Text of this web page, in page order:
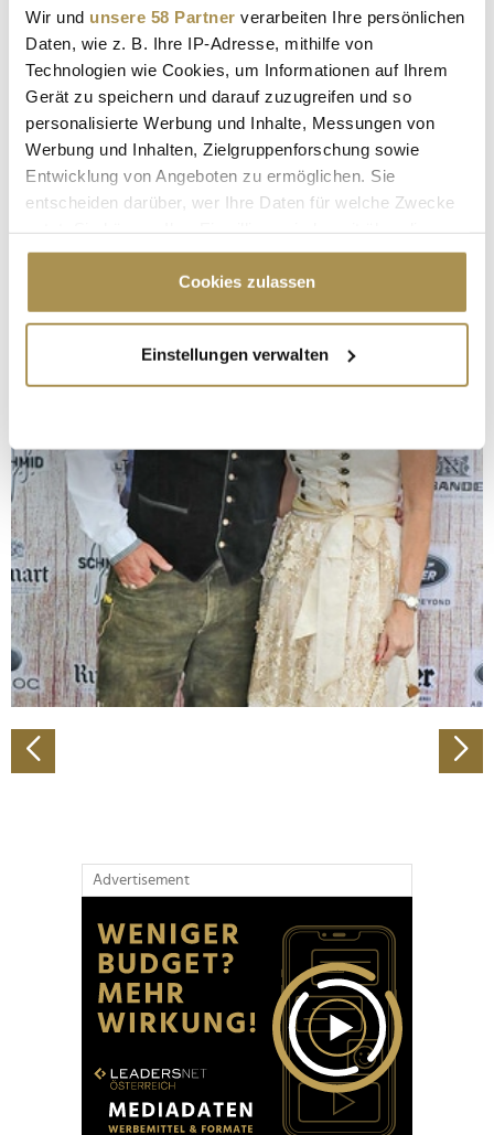
Wir und unsere 58 Partner verarbeiten Ihre persönlichen
Daten, wie z. B. Ihre IP-Adresse, mithilfe von
Technologien wie Cookies, um Informationen auf Ihrem
Gerät zu speichern und darauf zuzugreifen und so
personalisierte Werbung und Inhalte, Messungen von
Werbung und Inhalten, Zielgruppenforschung sowie
Entwicklung von Angeboten zu ermöglichen. Sie
entscheiden darüber, wer Ihre Daten für welche Zwecke
Cookie-Erklärung oder durch Klicken auf das Privacy
Trigger Symbol ändern oder widerrufen
Informationen über Ihre geografische Lage
erfassen, welche bis auf einige Meter genau sein
bestimmten Merkmalen (Fingerprinting) identifizieren
Erfahren Sie mehr darüber, wie Ihre persönlichen Daten
verarbeitet werden, und legen Sie Ihre Präferenzen im
Abschnitt Einzelheiten
fest.
Wir verwenden Cookies, um Inhalte und Anzeigen zu
personalisieren, Funktionen für soziale Medien anbieten
zu können und die Zugriffe auf unsere Website zu
analysieren. Außerdem geben wir Informationen zu Ihrer
Verwendung unserer Website an unsere Partner für
soziale Medien, Werbung und Analysen weiter. Unsere
Partner führen diese Informationen möglicherweise mit
Cookies zulassen
Einstellungen verwalten
Advertisement